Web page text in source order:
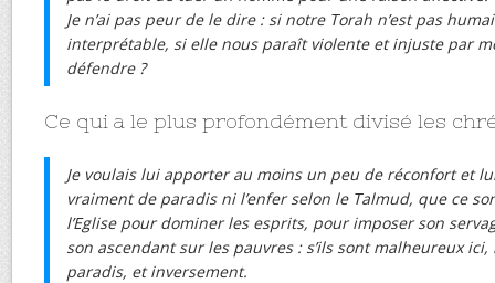
Je n’ai pas peur de le dire : si notre Torah n’est pas
interprétable, si elle nous paraît violente et injuste par
défendre ?
Ce qui a le plus profondément divisé les
Je voulais lui apporter au moins un peu de réconfort et
vraiment de paradis ni l’enfer selon le Talmud, que ce
l’Eglise pour dominer les esprits, pour imposer son
son ascendant sur les pauvres : s’ils sont malheureux
paradis, et inversement.